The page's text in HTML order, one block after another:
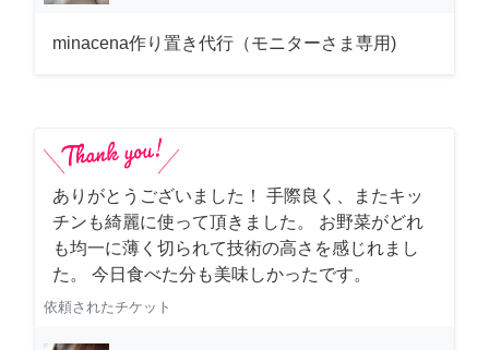
minacena作り置き代行（モニターさま専用)
ありがとうございました！ 手際良く、またキッ
チンも綺麗に使って頂きました。 お野菜がどれ
も均一に薄く切られて技術の高さを感じれまし
た。 今日食べた分も美味しかったです。
依頼されたチケット